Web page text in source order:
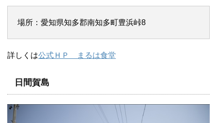
場所：愛知県知多郡南知多町豊浜峠8
詳しくは公式ＨＰ まるは食堂
日間賀島